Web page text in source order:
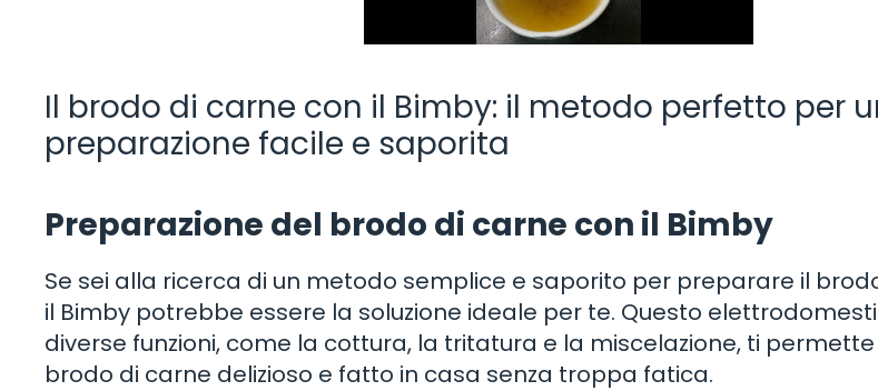
Il brodo di carne con il Bimby: il metodo perfetto per
preparazione facile e saporita
Preparazione del brodo di carne con il Bimby
Se sei alla ricerca di un metodo semplice e saporito per preparare il
il Bimby potrebbe essere la soluzione ideale per te. Questo
diverse funzioni, come la cottura, la tritatura e la miscelazione, ti
brodo di carne delizioso e fatto in casa senza troppa fatica.